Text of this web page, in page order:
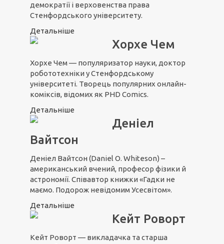
демократії і верховенства права
Стенфордського університету.
Детальніше
Хорхе Чем
Хорхе Чем — популяризатор науки, доктор
робототехніки у Стенфордському
університеті. Творець популярних онлайн-
коміксів, відомих як PHD Comics.
Детальніше
Деніел
Вайтсон
Деніел Вайтсон (Daniel O. Whiteson) –
американський вчений, професор фізики й
астрономії. Співавтор книжки «Гадки не
маємо. Подорож невідомим Усесвітом».
Детальніше
Кейт Роворт
Кейт Роворт — викладачка та старша